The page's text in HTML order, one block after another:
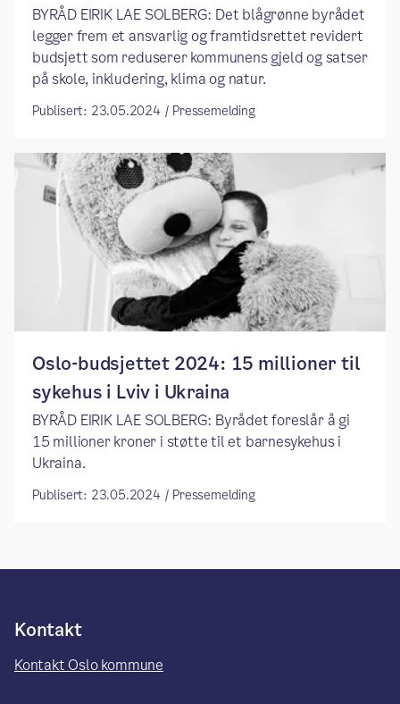
BYRÅD EIRIK LAE SOLBERG: Det blågrønne byrådet
legger frem et ansvarlig og framtidsrettet revidert
budsjett som reduserer kommunens gjeld og satser
på skole, inkludering, klima og natur.
Publisert: 23.05.2024 / Pressemelding
Oslo-budsjettet 2024: 15 millioner til
sykehus i Lviv i Ukraina
BYRÅD EIRIK LAE SOLBERG: Byrådet foreslår å gi
15 millioner kroner i støtte til et barnesykehus i
Ukraina.
Publisert: 23.05.2024 / Pressemelding
Kontakt
Kontakt Oslo kommune